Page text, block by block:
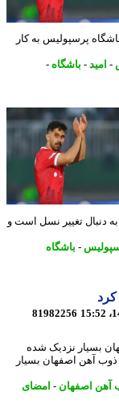
پرسپولیس به کار
-باشگاه-
تغییر نسل است و
-باشگاه
81982256
نزدیک شده
آهن اصفهان بسیار
اصفهان-امضای